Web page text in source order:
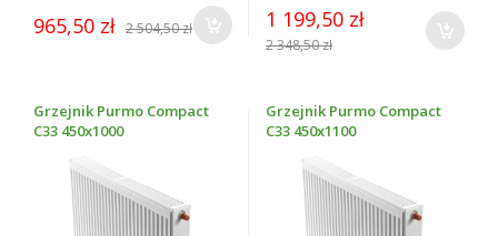
965,50 zł 2 504,50 zł 1 199,50 zł
2 348,50 zł
Grzejnik Purmo Compact
C33 450x1000
Grzejnik Purmo Compact
C33 450x1100